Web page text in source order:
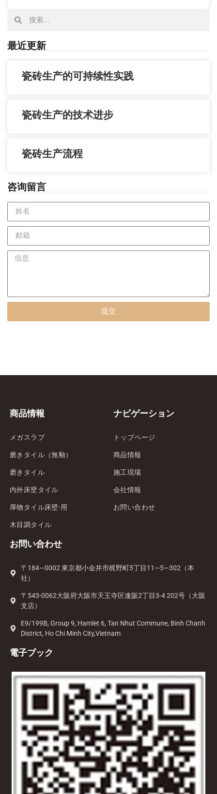
最近更新
瓷砖生产的可持续性实践
瓷砖生产的技术进步
瓷砖生产流程
咨询留言
提交
商品情報
メガスラブ
磨きタイル（無釉）
磨きタイル
内外床壁タイル
厚物タイル床壁·用
木目調タイル
ナビゲーション
トップページ
商品情報
施工現場
会社情報
お問い合わせ
お問い合わせ
〒184—0002 東京都小金井市梶野町5丁目11—5—302（本
社）
〒543-0062大阪府大阪市天王寺区逢阪2丁目3-4 202号（大阪
支店）
E9/199B, Group 9, Hamlet 6, Tan Nhut Commune, Binh Chanh
District, Ho Chi Minh City,Vietnam
電子ブック